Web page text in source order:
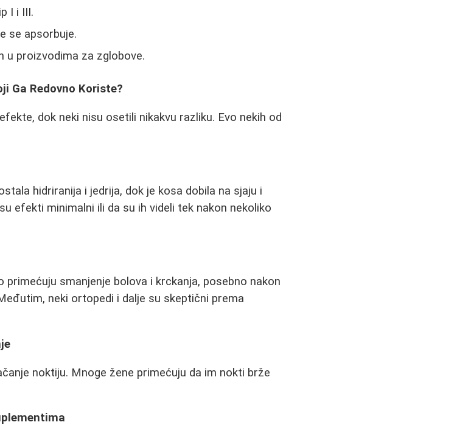
I i III.
se apsorbuje.
u proizvodima za zglobove.
Ga Redovno Koriste?
dok neki nisu osetili nikakvu razliku. Evo nekih od
hidriranija i jedrija, dok je kosa dobila na sjaju i
efekti minimalni ili da su ih videli tek nakon nekoliko
smanjenje bolova i krckanja, posebno nakon
neki ortopedi i dalje su skeptični prema
noktiju. Mnoge žene primećuju da im nokti brže